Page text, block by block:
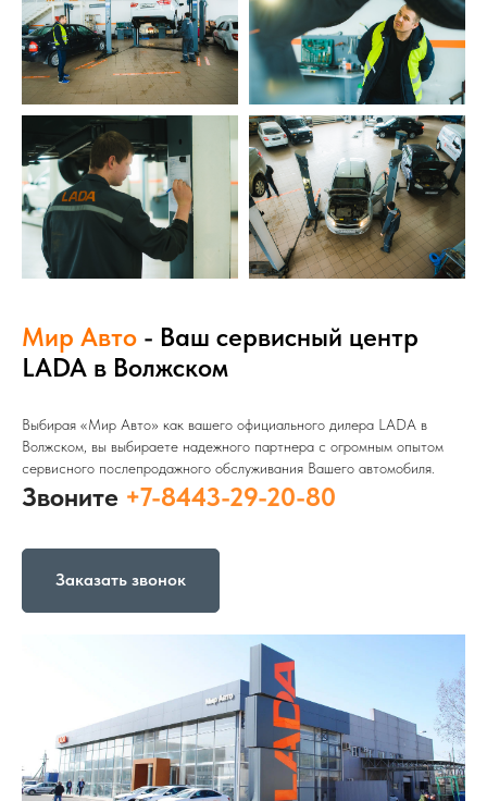
Мир Авто - Ваш сервисный центр
LADA в Волжском
Выбирая «Мир Авто» как вашего официального дилера LADA в
Волжском, вы выбираете надежного партнера с огромным опытом
сервисного послепродажного обслуживания Вашего автомобиля.
Звоните +7-8443-29-20-80
Заказать звонок